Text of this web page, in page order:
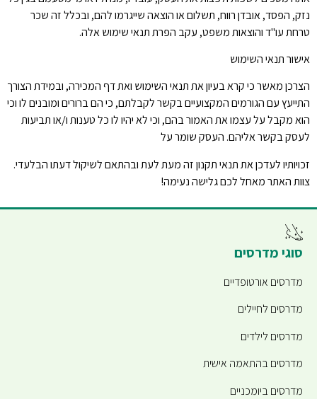
נזק, הפסד, אובדן רווח, תשלום או הוצאה שייגרמו להם, ובכלל זה שכר
טרחת עו"ד והוצאות משפט, עקב הפרת תנאי שימוש אלה.
אישור תנאי השימוש
הצרכן מאשר כי קרא בעיון את תנאי השימוש ואת דף המכירה, ובמידת הצורך
התייעץ עם הגורמים המקצועיים בקשר לקבלתם, כי הם ברורים ומובנים לו וכי
הוא מקבל על עצמו את האמור בהם, וכי לא יהיו לו כל טענות ו/או תביעות
לעסק בקשר אליהם. העסק שומר על
זכויותיו לעדכן את תנאי תקנון זה מעת לעת ובהתאם לשיקול דעתו הבלעדי.
צוות האתר מאחל לכם גלישה נעימה!
סוגי מדרסים
מדרסים אורטופדיים
מדרסים לחיילים
מדרסים לילדים
מדרסים בהתאמה אישית
מדרסים ביומכניים